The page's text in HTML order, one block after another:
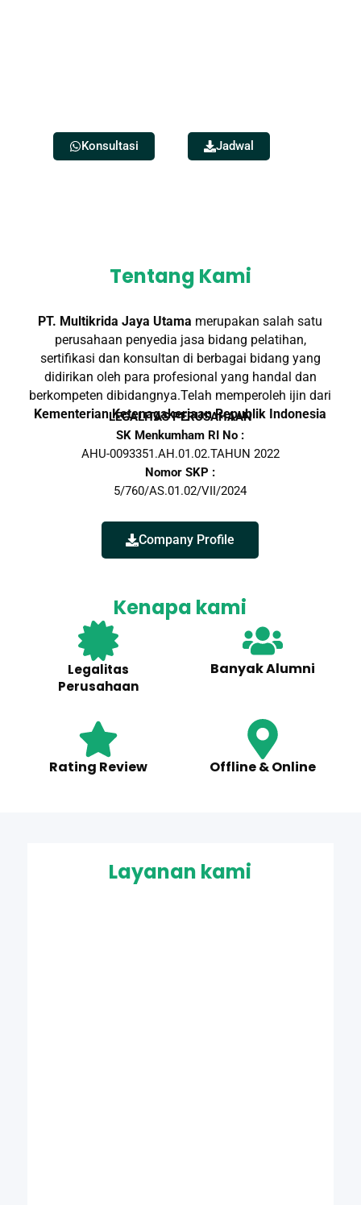
Konsultasi Jadwal
Tentang Kami
PT. Multikrida Jaya Utama merupakan salah satu
perusahaan penyedia jasa bidang pelatihan,
sertifikasi dan konsultan di berbagai bidang yang
didirikan oleh para profesional yang handal dan
berkompeten dibidangnya.Telah memperoleh ijin dari
Kementerian Ketenagakerjaan Republik Indonesia
LEGALITAS PERUSAHAAN
SK Menkumham RI No :
AHU-0093351.AH.01.02.TAHUN 2022
Nomor SKP :
5/760/AS.01.02/VII/2024
Company Profile
Kenapa kami
Legalitas
Perusahaan
Banyak Alumni
Rating Review Offline & Online
Layanan kami